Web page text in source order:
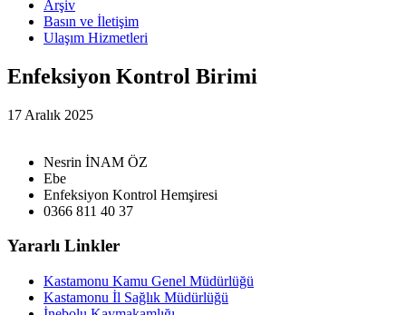
Arşiv
Basın ve İletişim
Ulaşım Hizmetleri
Enfeksiyon Kontrol Birimi
17 Aralık 2025
Nesrin İNAM ÖZ
Ebe
Enfeksiyon Kontrol Hemşiresi
0366 811 40 37
Yararlı Linkler
Kastamonu Kamu Genel Müdürlüğü
Kastamonu İl Sağlık Müdürlüğü